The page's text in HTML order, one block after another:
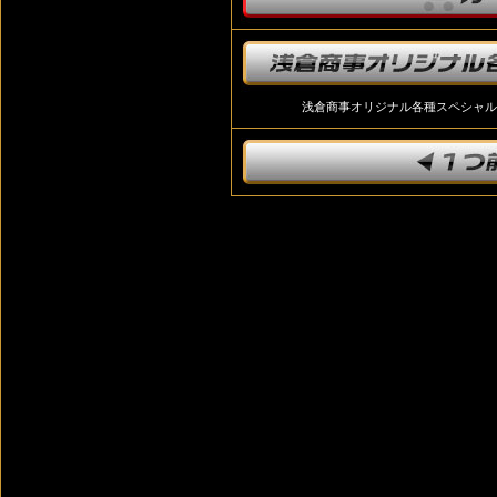
浅倉商事オリジナル各種スペシャ